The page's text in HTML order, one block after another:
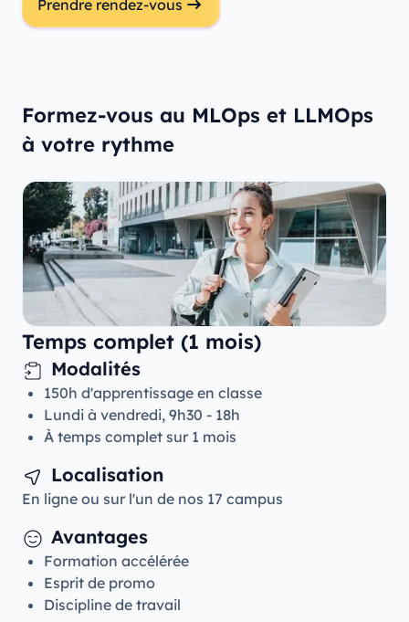
Prendre rendez-vous
Formez-vous au MLOps et LLMOps
à votre rythme
Temps complet (1 mois)
Modalités
150h d'apprentissage en classe
Lundi à vendredi, 9h30 - 18h
À temps complet sur 1 mois
Localisation
En ligne ou sur l'un de nos 17 campus
Avantages
Formation accélérée
Esprit de promo
Discipline de travail